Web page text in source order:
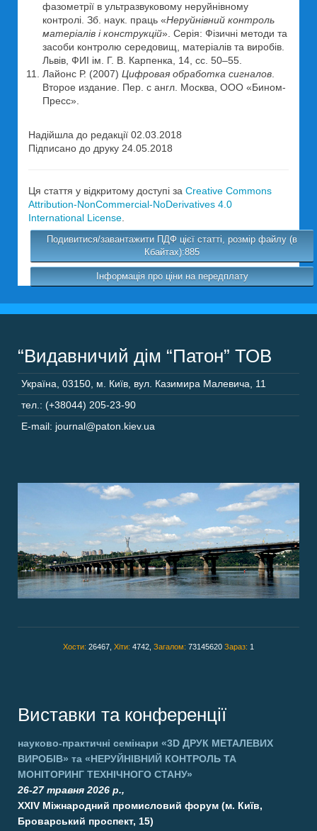
фазометрії в ультразвуковому неруйнівному
контролі. Зб. наук. праць «Неруйнівний контроль
матеріалів і конструкцій». Серія: Фізичні методи та
засоби контролю середовищ, матеріалів та виробів.
Львів, ФИІ ім. Г. В. Карпенка, 14, сс. 50–55.
Лайонс Р. (2007) Цифровая обработка сигналов
Второе издание. Пер. с англ. Москва, ООО «Бином-
Пресс».
Надійшла до редакції 02.03.2018
Підписано до друку 24.05.2018
Ця стаття у відкритому доступі за Creative Commons
Attribution-NonCommercial-NoDerivatives 4.0
International License
Подивитися/завантажити ПДФ цієї статті, розмір файлу (в
Кбайтах):885
Інформація про ціни на передплату
“Видавничий дім “Патон” ТОВ
Україна 03150 м. Київ, вул. Казимира Малевича, 11
тел.: (+38044) 205-23-90
E-mail: journal@paton.kiev.ua
Хости: 26467, Хіти: 4742, Загалом: 73145620 Зараз: 1
Виставки та конференції
науково-практичні семінари «3D ДРУК МЕТАЛЕВИХ
ВИРОБІВ» та «НЕРУЙНІВНИЙ КОНТРОЛЬ ТА
МОНІТОРИНГ ТЕХНІЧНОГО СТАНУ»
26-27 травня 2026 р.,
XXIV Міжнародний промисловий форум (м. Київ,
Броварський проспект, 15)